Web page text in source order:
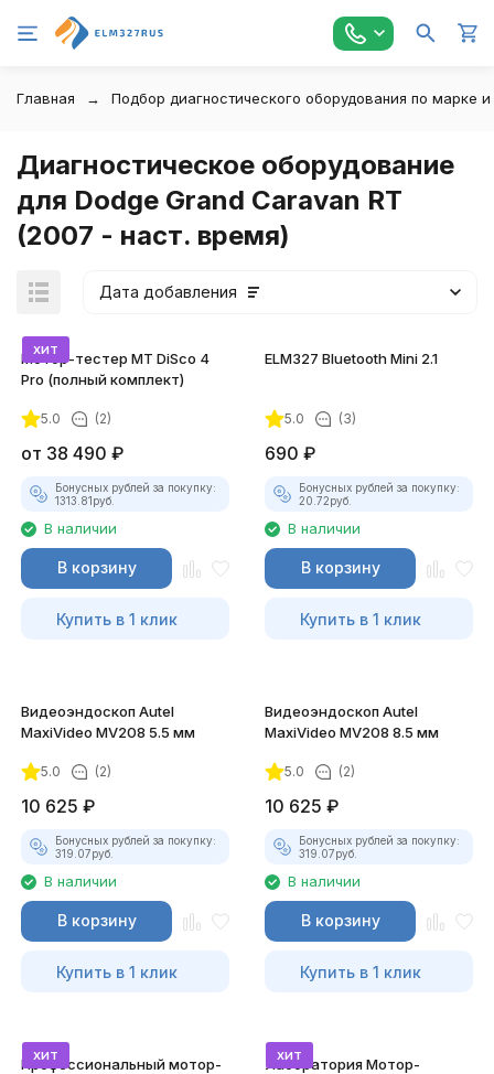
Главная Подбор диагностического оборудования по марке
Диагностическое оборудование
для Dodge Grand Caravan RT
(2007 - наст. время)
Дата добавления
хит
Мотор-тестер MT DiSco 4
Pro (полный комплект)
5.0 (2)
от 38 490 ₽
Бонусных рублей за покупку:
1313.81руб.
В наличии
В корзину
Купить в 1 клик
ELM327 Bluetooth Mini 2.1
5.0 (3)
690 ₽
Бонусных рублей за покупку:
20.72руб.
В наличии
В корзину
Купить в 1 клик
Видеоэндоскоп Autel
MaxiVideo MV208 5.5 мм
5.0 (2)
10 625 ₽
Бонусных рублей за покупку:
319.07руб.
В наличии
В корзину
Купить в 1 клик
Видеоэндоскоп Autel
MaxiVideo MV208 8.5 мм
5.0 (2)
10 625 ₽
Бонусных рублей за покупку:
319.07руб.
В наличии
В корзину
Купить в 1 клик
хит
Профессиональный мотор-
хит
Лаборатория Мотор-